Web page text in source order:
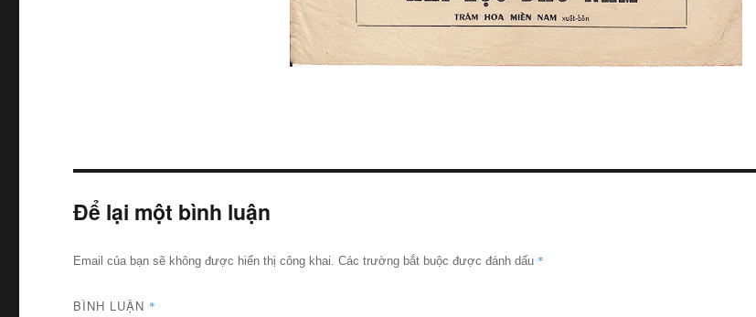
Để lại một bình luận
Email của bạn sẽ không được hiển thị công khai. Các trường bắt buộc được đánh dấu *
BÌNH LUẬN *